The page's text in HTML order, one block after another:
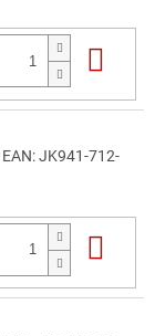
EAN:JK941-712-